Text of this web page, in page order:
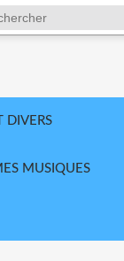
DIVERS
MUSIQUES